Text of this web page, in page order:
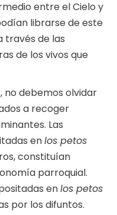
entre el Cielo y
librarse de este
través de las
de los vivos que
, no debemos olvidar
a recoger
Las
enlos petos
constituían
parroquial.
enlos petos
por los difuntos.